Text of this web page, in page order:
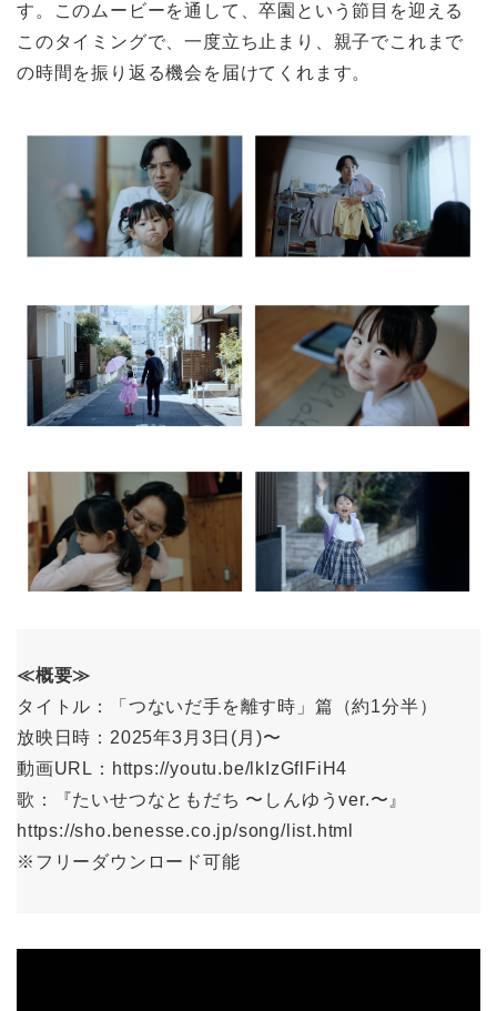
す。このムービーを通して、卒園という節目を迎える
このタイミングで、一度立ち止まり、親子でこれまで
の時間を振り返る機会を届けてくれます。
≪概要≫
タイトル：「つないだ手を離す時」篇（約1分半）
放映日時：2025年3月3日(月)〜
動画URL：https://youtu.be/lkIzGflFiH4
歌：『たいせつなともだち 〜しんゆうver.〜』
https://sho.benesse.co.jp/song/list.html
※フリーダウンロード可能